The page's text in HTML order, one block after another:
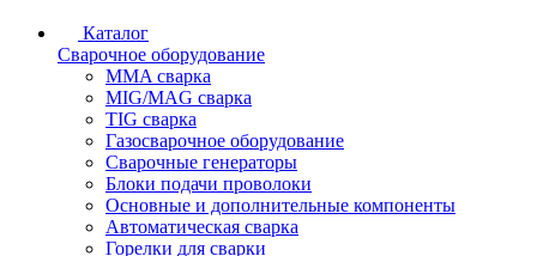
Каталог
Сварочное оборудование
MMA сварка
MIG/MAG сварка
TIG сварка
Газосварочное оборудование
Сварочные генераторы
Блоки подачи проволоки
Основные и дополнительные компоненты
Автоматическая сварка
Горелки для сварки